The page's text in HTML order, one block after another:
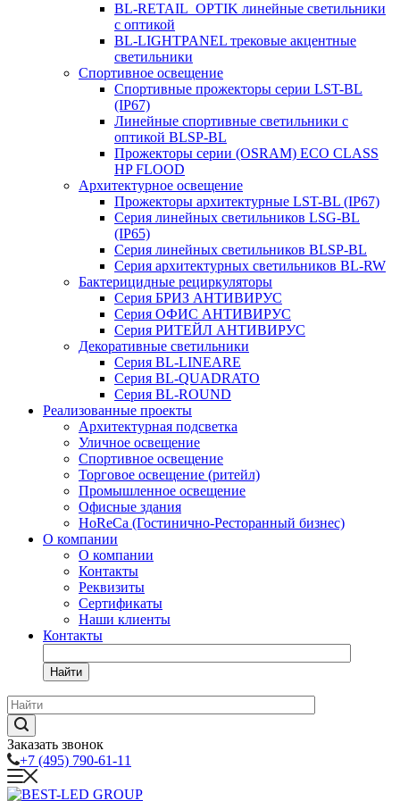
BL-RETAIL_OPTIK линейные светильники
с оптикой
BL-LIGHTPANEL трековые акцентные
светильники
Спортивное освещение
Спортивные прожекторы серии LST-BL
(IP67)
Линейные спортивные светильники с
оптикой BLSP-BL
Прожекторы серии (OSRAM) ECO CLASS
HP FLOOD
Архитектурное освещение
Прожекторы архитектурные LST-BL (IP67)
Серия линейных светильников LSG-BL
(IP65)
Серия линейных светильников BLSP-BL
Серия архитектурных светильников BL-RW
Бактерицидные рециркуляторы
Серия БРИЗ АНТИВИРУС
Серия ОФИС АНТИВИРУС
Серия РИТЕЙЛ АНТИВИРУС
Декоративные светильники
Серия BL-LINEARE
Серия BL-QUADRATO
Серия BL-ROUND
Реализованные проекты
Архитектурная подсветка
Уличное освещение
Спортивное освещение
Торговое освещение (ритейл)
Промышленное освещение
Офисные здания
HoReCa (Гостинично-Ресторанный бизнес)
О компании
О компании
Контакты
Реквизиты
Сертификаты
Наши клиенты
Контакты
Найти
Заказать звонок
+7 (495) 790-61-11